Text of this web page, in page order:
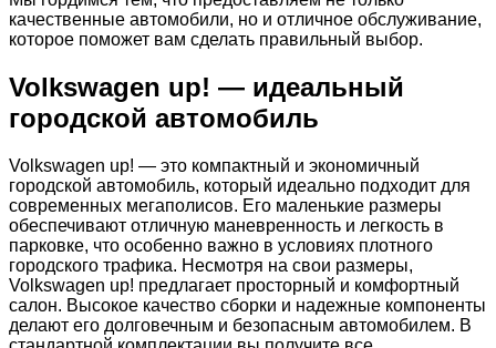
качественные автомобили, но и отличное обслуживание,
которое поможет вам сделать правильный выбор.
Volkswagen up! — идеальный
городской автомобиль
Volkswagen up! — это компактный и экономичный
городской автомобиль, который идеально подходит для
современных мегаполисов. Его маленькие размеры
обеспечивают отличную маневренность и легкость в
парковке, что особенно важно в условиях плотного
городского трафика. Несмотря на свои размеры,
Volkswagen up! предлагает просторный и комфортный
салон. Высокое качество сборки и надежные компоненты
делают его долговечным и безопасным автомобилем. В